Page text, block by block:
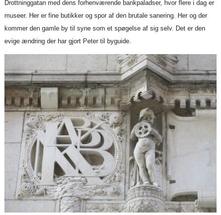
Drottninggatan med dens forhenværende bankpaladser, hvor flere i dag er
museer. Her er fine butikker og spor af den brutale sanering. Her og der
kommer den gamle by til syne som et spøgelse af sig selv. Det er den
evige ændring der har gjort Peter til byguide.